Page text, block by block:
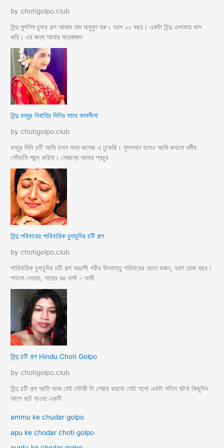
by chotigolpo.club
হিন্দু মুসলিম চুদার গল্প আমার নাম মামুনুল হক। বয়স ২২ বছর। একটা হিন্দু এলাকায় বাস
করি। এর জন্য আমার কয়েকজন
হিন্দু বন্ধুর বিবাহির দিদির সাথে কামলীলা
by chotigolpo.club
বন্ধুর দিদি চটি আমি তখন সদ্য কলেজ এ ঢুকেছি। মুসলমান হলেও আমি কখনো ধর্মীয়
গোঁড়ামি পছন্দ করিনা। সেজন্যে আমার প্রচুর
হিন্দু পরিবারের পারিবারিক চুদাচুদির চটি গল্প
by chotigolpo.club
পারিবারিক চুদাচুদির চটি গল্প বাঙালী গরীব উদবাস্তু পরিবারের ছেলে ভজন, বয়স চোদ্দ বছর।
পাতলা দোহরা, গায়ের রঙ ফর্সা – ভারী
হিন্দু চটি গল্প Hindu Choti Golpo
by chotigolpo.club
হিন্দু চটি গল্প আমি আজ যেই স্টোরী টা শেয়ার করবো সেটা হলো একটা সত্যি ঘটনা কিছুদিন
আগে ঘটে যাওয়া একটি
ammu ke chudar golpo
apu ke chodar choti golpo